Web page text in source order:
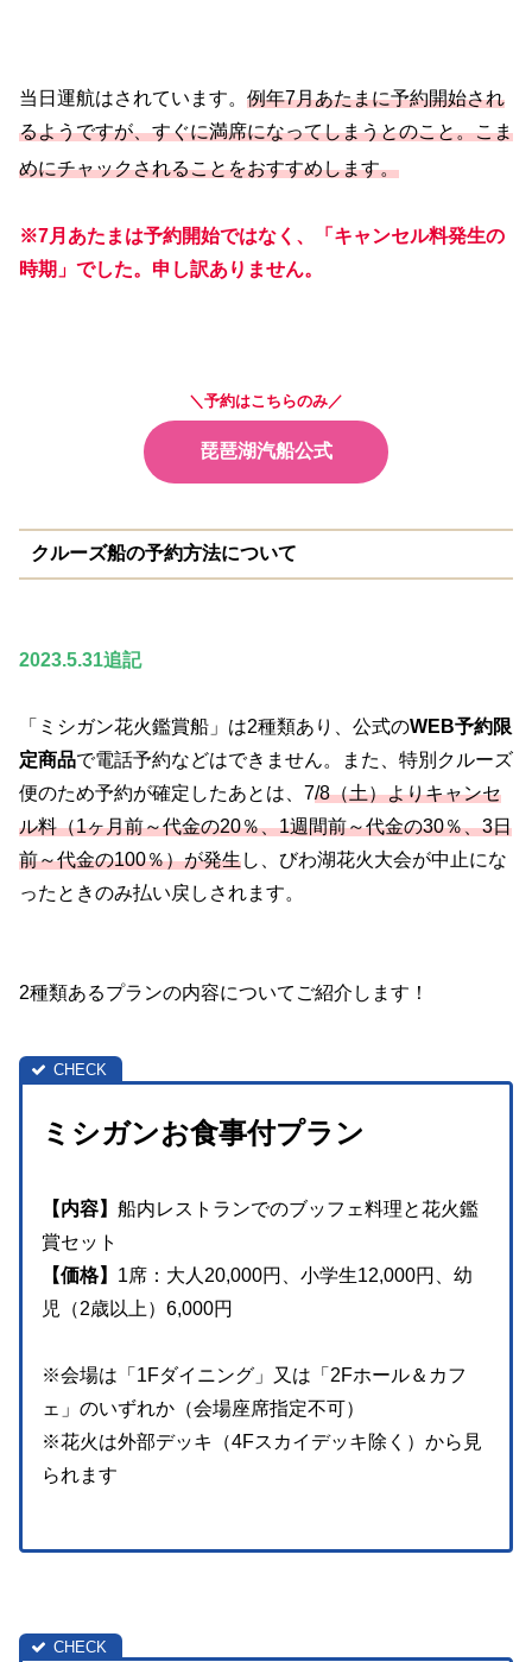
当日運航はされています。 例年7月あたまに予約開始され
るようですが、すぐに満席になってしまうとのこと。こま
めにチャックされることをおすすめします。
※7月あたまは予約開始ではなく、「キャンセル料発生の
時期」でした。申し訳ありません。
＼予約はこちらのみ／
琵琶湖汽船公式
クルーズ船の予約方法について
2023.5.31追記
「ミシガン花火鑑賞船」は2種類あり、公式のWEB予約限
定商品で電話予約などはできません。また、特別クルーズ
便のため予約が確定したあとは、7/8（土）よりキャンセ
ル料（1ヶ月前～代金の20％、1週間前～代金の30％、3日
前～代金の100％）が発生し、びわ湖花火大会が中止にな
ったときのみ払い戻しされます。
2種類あるプランの内容についてご紹介します！
ミシガンお食事付プラン
【内容】 船内レストランでのブッフェ料理と花火鑑
賞セット
【価格】 1席：大人20,000円、小学生12,000円、幼
児（2歳以上）6,000円
※会場は「1Fダイニング」又は「2Fホール＆カフ
ェ」のいずれか（会場座席指定不可）
※花火は外部デッキ（4Fスカイデッキ除く）から見
られます